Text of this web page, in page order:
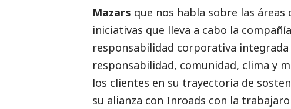
Mazars que nos habla sobre las
iniciativas que lleva a cabo la
responsabilidad corporativa
responsabilidad, comunidad, clima y
los clientes en su trayectoria de
su alianza con Inroads con la